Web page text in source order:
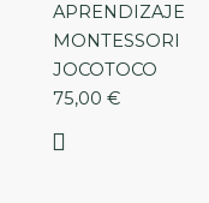
APRENDIZAJE
MONTESSORI
JOCOTOCO
75,00 €